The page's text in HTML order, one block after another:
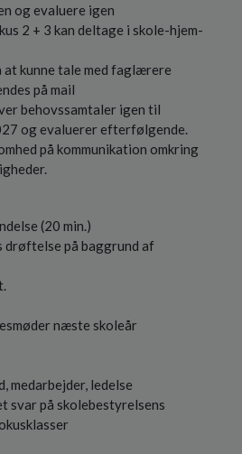
og evaluere igen
2 + 3 kan deltage i skole-hjem-
at kunne tale med faglærere
på mail
behovssamtaler igen til
og evaluerer efterfølgende.
på kommunikation omkring
(20 min.)
på baggrund af
næste skoleår
medarbejder, ledelse
svar på skolebestyrelsens